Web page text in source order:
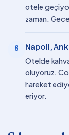
otele
zaman.
8 Napoli,
Otelde
oluyoruz.
hareket
eriyor.